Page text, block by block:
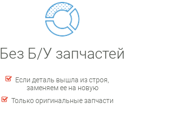
Без Б/У запчастей
Если деталь вышла из строя,
заменяем ее на новую
Только оригинальные запчасти